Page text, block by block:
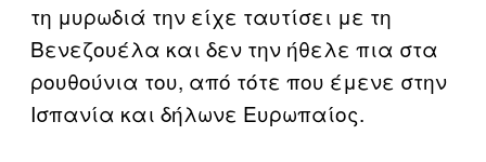
τη μυρωδιά την είχε ταυτίσει με τη
Βενεζουέλα και δεν την ήθελε πια στα
ρουθούνια του, από τότε που έμενε στην
Ισπανία και δήλωνε Ευρωπαίος.